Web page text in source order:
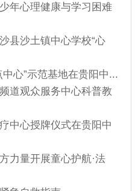
年心理健康与学习困难
县沙土镇中心学校“心
心”示范基地在贵阳中...
道观众服务中心科普教
中心授牌仪式在贵阳中
力量开展童心护航·法